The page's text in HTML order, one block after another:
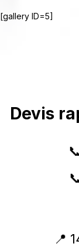
[gallery ID=5]
Devis
📍